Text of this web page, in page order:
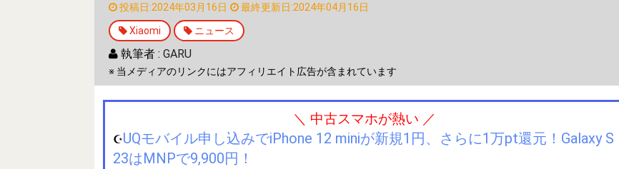
投稿日:2024年03月16日 最終更新日:2024年04月16日
Xiaomi ニュース
執筆者 : GARU
※ 当メディアのリンクにはアフィリエイト広告が含まれています
＼ 中古スマホが熱い ／
☪️UQモバイル申し込みでiPhone 12 miniが新規1円、さらに1万pt還元！Galaxy S
23はMNPで9,900円！